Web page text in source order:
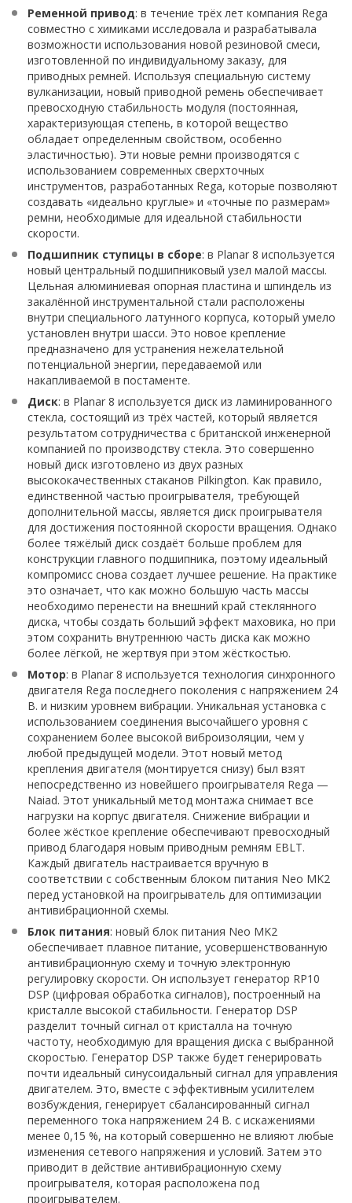
Ременной привод: в течение трёх лет компания Rega
совместно с химиками исследовала и разрабатывала
возможности использования новой резиновой смеси,
изготовленной по индивидуальному заказу, для
приводных ремней. Используя специальную систему
вулканизации, новый приводной ремень обеспечивает
превосходную стабильность модуля (постоянная,
характеризующая степень, в которой вещество
обладает определенным свойством, особенно
эластичностью). Эти новые ремни производятся с
использованием современных сверхточных
инструментов, разработанных Rega, которые позволяют
создавать «идеально круглые» и «точные по размерам»
ремни, необходимые для идеальной стабильности
скорости.
Подшипник ступицы в сборе: в Planar 8 используется
новый центральный подшипниковый узел малой массы.
Цельная алюминиевая опорная пластина и шпиндель из
закалённой инструментальной стали расположены
внутри специального латунного корпуса, который умело
установлен внутри шасси. Это новое крепление
предназначено для устранения нежелательной
потенциальной энергии, передаваемой или
накапливаемой в постаменте.
Диск: в Planar 8 используется диск из ламинированного
стекла, состоящий из трёх частей, который является
результатом сотрудничества с британской инженерной
компанией по производству стекла. Это совершенно
новый диск изготовлено из двух разных
высококачественных стаканов Pilkington. Как правило,
единственной частью проигрывателя, требующей
дополнительной массы, является диск проигрывателя
для достижения постоянной скорости вращения. Однако
более тяжёлый диск создаёт больше проблем для
конструкции главного подшипника, поэтому идеальный
компромисс снова создает лучшее решение. На практике
это означает, что как можно большую часть массы
необходимо перенести на внешний край стеклянного
диска, чтобы создать больший эффект маховика, но при
этом сохранить внутреннюю часть диска как можно
более лёгкой, не жертвуя при этом жёсткостью.
Мотор: в Planar 8 используется технология синхронного
двигателя Rega последнего поколения с напряжением 24
В. и низким уровнем вибрации. Уникальная установка с
использованием соединения высочайшего уровня с
сохранением более высокой виброизоляции, чем у
любой предыдущей модели. Этот новый метод
крепления двигателя (монтируется снизу) был взят
непосредственно из новейшего проигрывателя Rega —
Naiad. Этот уникальный метод монтажа снимает все
нагрузки на корпус двигателя. Снижение вибрации и
более жёсткое крепление обеспечивают превосходный
привод благодаря новым приводным ремням EBLT.
Каждый двигатель настраивается вручную в
соответствии с собственным блоком питания Neo MK2
перед установкой на проигрыватель для оптимизации
антивибрационной схемы.
Блок питания: новый блок питания Neo MK2
обеспечивает плавное питание, усовершенствованную
антивибрационную схему и точную электронную
регулировку скорости. Он использует генератор RP10
DSP (цифровая обработка сигналов), построенный на
кристалле высокой стабильности. Генератор DSP
разделит точный сигнал от кристалла на точную
частоту, необходимую для вращения диска с выбранной
скоростью. Генератор DSP также будет генерировать
почти идеальный синусоидальный сигнал для управления
двигателем. Это, вместе с эффективным усилителем
возбуждения, генерирует сбалансированный сигнал
переменного тока напряжением 24 В. с искажениями
менее 0,15 %, на который совершенно не влияют любые
изменения сетевого напряжения и условий. Затем это
приводит в действие антивибрационную схему
проигрывателя, которая расположена под
проигрывателем.